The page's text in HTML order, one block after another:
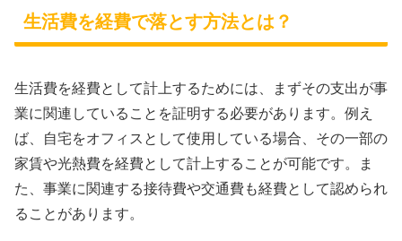
生活費を経費で落とす方法とは？
生活費を経費として計上するためには、まずその支出が事
業に関連していることを証明する必要があります。例え
ば、自宅をオフィスとして使用している場合、その一部の
家賃や光熱費を経費として計上することが可能です。ま
た、事業に関連する接待費や交通費も経費として認められ
ることがあります。